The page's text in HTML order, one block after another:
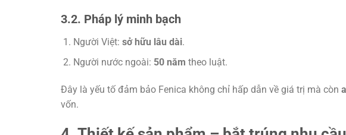
3.2. Pháp lý minh bạch
Người Việt: sở hữu lâu dài.
Người nước ngoài: 50 năm theo luật.
Đây là yếu tố đảm bảo Fenica không chỉ hấp dẫn về giá trị mà còn
vốn.